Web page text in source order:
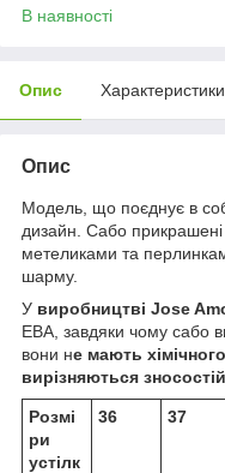
В наявності
Опис Характеристики
Опис
Модель, що поєднує в
дизайн. Сабо
метеликами та
шарму.
У виробництві Jose
ЕВА, завдяки чому сабо
вони не мають
вирізняються
Розмі
ри
устілк
36 37